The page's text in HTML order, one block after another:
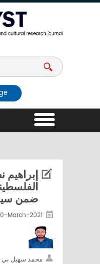
إبراهيم
ضمن
March-2021
محمد سهيل بي